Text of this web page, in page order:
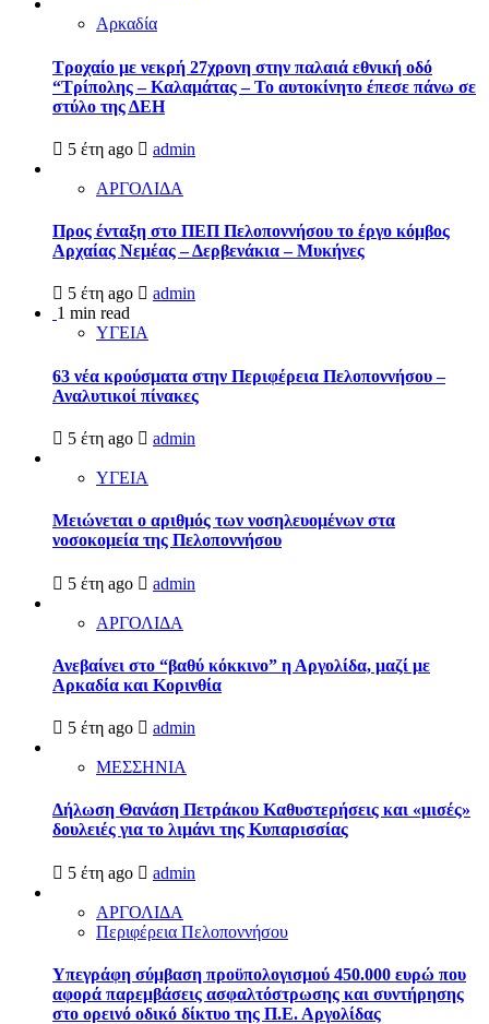
Αρκαδία
Τροχαίο με νεκρή 27χρονη στην παλαιά εθνική οδό
“Τρίπολης – Καλαμάτας – Το αυτοκίνητο έπεσε πάνω σε
στύλο της ΔΕΗ
5 έτη ago admin
ΑΡΓΟΛΙΔΑ
Προς ένταξη στο ΠΕΠ Πελοποννήσου το έργο κόμβος
Αρχαίας Νεμέας – Δερβενάκια – Μυκήνες
5 έτη ago
admin
1 min read
ΥΓΕΙΑ
63 νέα κρούσματα στην Περιφέρεια Πελοποννήσου –
Αναλυτικοί πίνακες
5 έτη ago admin
ΥΓΕΙΑ
Μειώνεται ο αριθμός των νοσηλευομένων στα
νοσοκομεία της Πελοποννήσου
5 έτη ago admin
ΑΡΓΟΛΙΔΑ
Ανεβαίνει στο “βαθύ κόκκινο” η Αργολίδα, μαζί με
Αρκαδία και Κορινθία
5 έτη ago admin
ΜΕΣΣΗΝΙΑ
Δήλωση Θανάση Πετράκου Καθυστερήσεις και «μισές»
δουλειές για το λιμάνι της Κυπαρισσίας
5 έτη ago admin
ΑΡΓΟΛΙΔΑ
Περιφέρεια Πελοποννήσου
Υπεγράφη σύμβαση προϋπολογισμού 450.000 ευρώ που
αφορά παρεμβάσεις ασφαλτόστρωσης και συντήρησης
στο ορεινό οδικό δίκτυο της Π.Ε. Αργολίδας